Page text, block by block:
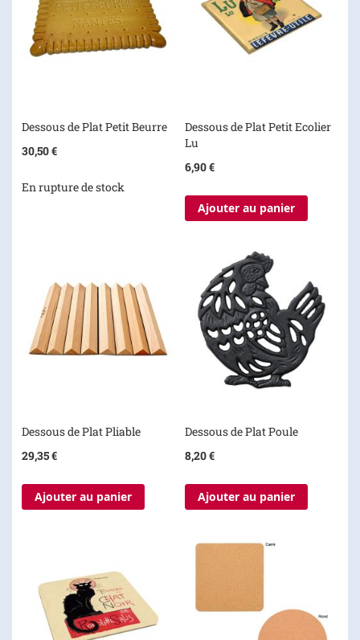
Dessous de Plat Petit Beurre
30,50 €
En rupture de stock
Dessous de Plat Petit Ecolier
Lu
6,90 €
Ajouter au panier
Dessous de Plat Pliable
29,35 €
Ajouter au panier
Dessous de Plat Poule
8,20 €
Ajouter au panier